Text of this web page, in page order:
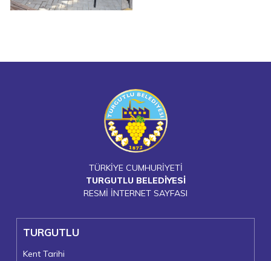
TÜRKİYE CUMHURİYETİ
TURGUTLU BELEDİYESİ
RESMİ İNTERNET SAYFASI
TURGUTLU
Kent Tarihi